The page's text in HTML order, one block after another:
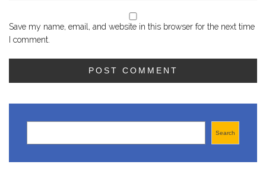
Save my name, email, and website in this browser for the next time
I comment.
Search